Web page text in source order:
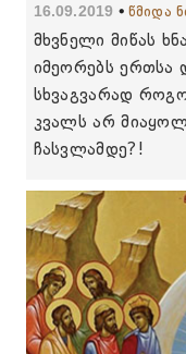
16.09.2019 წმიდა
მხვნელი მიწას
იმეორებს ერთსა
სხვაგვარად
კვალს არ
ჩასვლამდე?!